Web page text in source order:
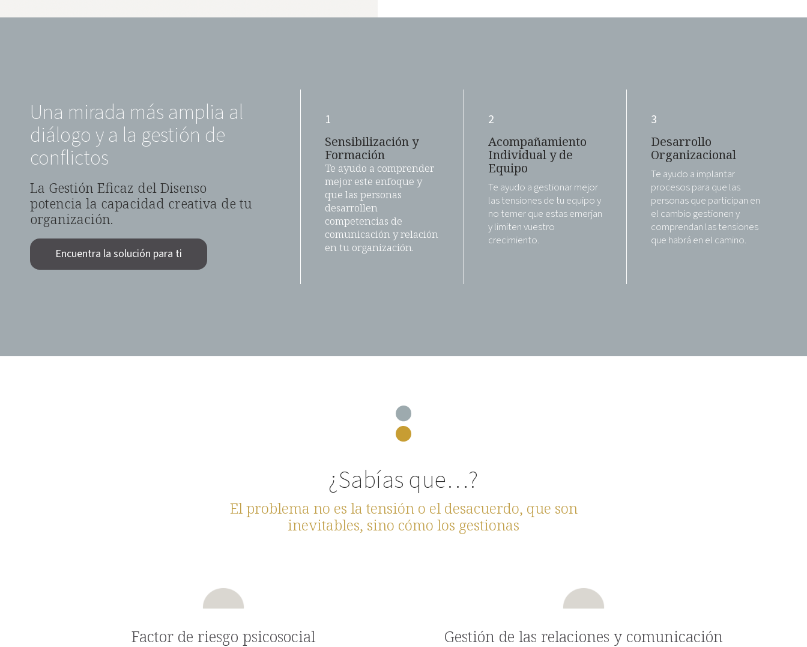
Una mirada más amplia al
diálogo y a la gestión de
conflictos
La Gestión Eficaz del Disenso
potencia la capacidad creativa de tu
organización.
Encuentra la solución para ti
1
Sensibilización y
Formación
Te ayudo a comprender
mejor este enfoque y
que las personas
desarrollen
competencias de
comunicación y relación
en tu organización.
2
Acompañamiento
Individual y de
Equipo
Te ayudo a gestionar mejor
las tensiones de tu equipo y
no temer que estas emerjan
y limiten vuestro
crecimiento.
3
Desarrollo
Organizacional
Te ayudo a implantar
procesos para que las
personas que participan en
el cambio gestionen y
comprendan las tensiones
que habrá en el camino.
¿Sabías que…?
El problema no es la tensión o el desacuerdo, que son
inevitables, sino cómo los gestionas
Factor de riesgo psicosocial Gestión de las relaciones y comunicación